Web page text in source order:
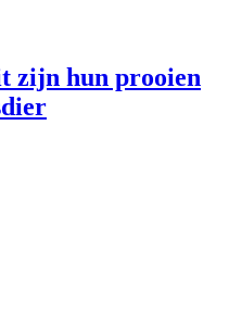
zijn hun prooien